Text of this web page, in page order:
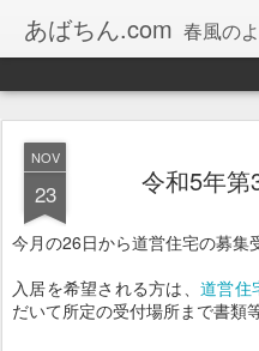
あばちん.com 春風のように
NOV
23 令和5年第
今月の26日から道営住宅の募集
入居を希望される方は、道営住
だいて所定の受付場所まで書類